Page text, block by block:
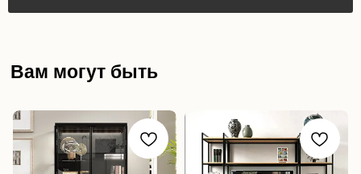
Вам могут быть